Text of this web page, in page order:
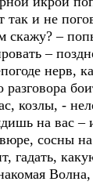
и не
скажу? –
–
нерв,
разговора
козлы, -
на вас –
сосны
гадать,